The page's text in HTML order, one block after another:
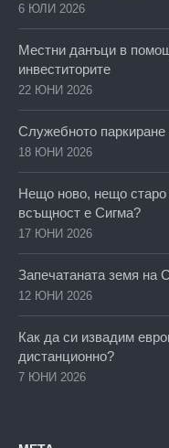
6 ЮЛИ 2026
Местни данъци в
инвеститорите
22 ЮНИ 2026
Служебното
18 ЮНИ 2026
Нещо ново, нещо старо
всъщност е Сигма?
17 ЮНИ 2026
Запечатаната земя на
12 ЮНИ 2026
Как да си извадим
дистанционно?
7 ЮНИ 2026